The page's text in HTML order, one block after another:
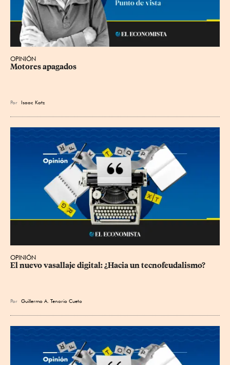
OPINIÓN
Motores apagados
Por Isaac Katz
OPINIÓN
El nuevo vasallaje digital: ¿Hacia un tecnofeudalismo?
Por Guillermo A. Tenorio Cueto